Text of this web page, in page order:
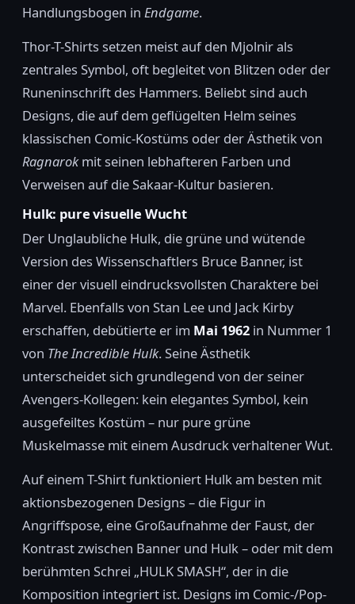
Handlungsbogen in Endgame.
Thor-T-Shirts setzen meist auf den Mjolnir als
zentrales Symbol, oft begleitet von Blitzen oder der
Runeninschrift des Hammers. Beliebt sind auch
Designs, die auf dem geflügelten Helm seines
klassischen Comic-Kostüms oder der Ästhetik von
Ragnarokmit seinen lebhafteren Farben und
Verweisen auf die Sakaar-Kultur basieren.
Hulk: pure visuelle Wucht
Der Unglaubliche Hulk, die grüne und wütende
Version des Wissenschaftlers Bruce Banner, ist
einer der visuell eindrucksvollsten Charaktere bei
Marvel. Ebenfalls von Stan Lee und Jack Kirby
erschaffen, debütierte er im Mai 1962 in Nummer 1
von The Incredible Hulk. Seine Ästhetik
unterscheidet sich grundlegend von der seiner
Avengers-Kollegen: kein elegantes Symbol, kein
ausgefeiltes Kostüm – nur pure grüne
Muskelmasse mit einem Ausdruck verhaltener Wut.
Auf einem T-Shirt funktioniert Hulk am besten mit
aktionsbezogenen Designs – die Figur in
Angriffspose, eine Großaufnahme der Faust, der
Kontrast zwischen Banner und Hulk – oder mit dem
berühmten Schrei „HULK SMASH“, der in die
Komposition integriert ist. Designs im Comic-/Pop-